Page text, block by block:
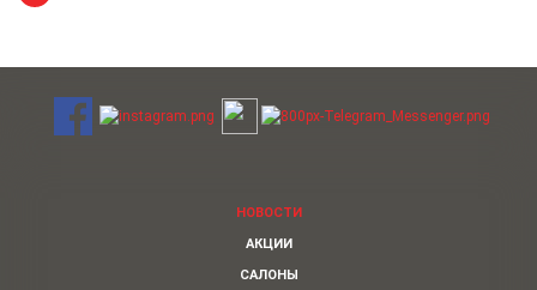
НОВОСТИ
АКЦИИ
САЛОНЫ